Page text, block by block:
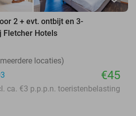
2 + evt. ontbijt en 3-
Fletcher Hotels
locaties)
€45
ca. €3 p.p.p.n. toeristenbelasting